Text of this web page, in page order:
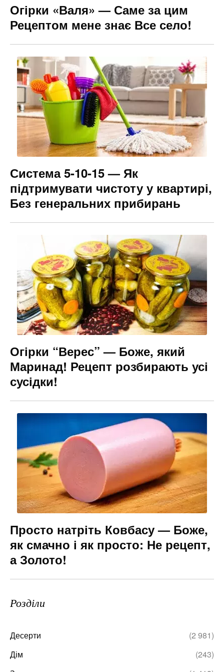
Огірки «Валя» — Саме за цим
Рецептом мене знає Все село!
Система 5-10-15 — Як
підтримувати чистоту у квартирі,
Без генеральних прибирань
Огірки “Верес” — Боже, який
Маринад! Рецепт розбирають усі
сусідки!
Просто натріть Ковбасу — Боже,
як смачно і як просто: Не рецепт,
а Золото!
Розділи
Десерти
(2 981)
Дім
(243)